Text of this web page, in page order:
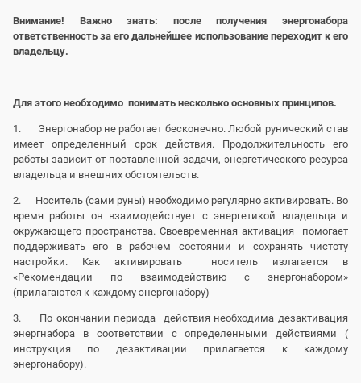
Внимание! Важно знать: после получения энергонабора
ответственность за его дальнейшее использование переходит к его
владельцу.
Для этого необходимо понимать несколько основных принципов.
1. Энергонабор не работает бесконечно. Любой рунический став
имеет определенный срок действия. Продолжительность его
работы зависит от поставленной задачи, энергетического ресурса
владельца и внешних обстоятельств.
2. Носитель (сами руны) необходимо регулярно активировать. Во
время работы он взаимодействует с энергетикой владельца и
окружающего пространства. Своевременная активация помогает
поддерживать его в рабочем состоянии и сохранять чистоту
настройки. Как активировать носитель излагается в
«Рекомендации по взаимодействию с энергонабором»
(прилагаются к каждому энергонабору)
3. По окончании периода действия необходима дезактивация
энергнабора в соответствии с определенными действиями (
инструкция по дезактивации прилагается к каждому
энергонабору).